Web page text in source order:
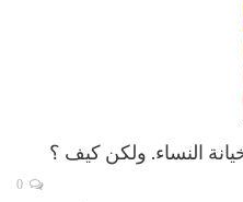
النساء. ولكن كيف ؟